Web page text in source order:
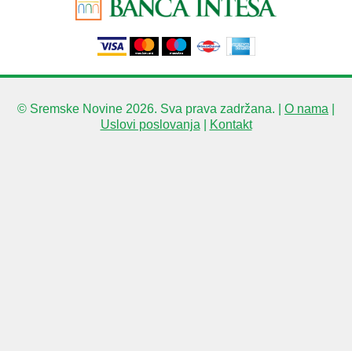
© Sremske Novine 2026. Sva prava zadržana. | O nama
Uslovi poslovanja
Kontakt